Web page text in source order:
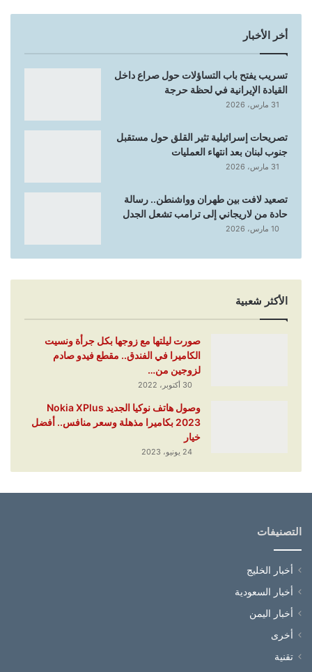
أخر الأخبار
تسريب يفتح باب التساؤلات حول صراع داخل
القيادة الإيرانية في لحظة حرجة
31 مارس، 2026
تصريحات إسرائيلية تثير القلق حول مستقبل
جنوب لبنان بعد انتهاء العمليات
31 مارس، 2026
تصعيد لافت بين طهران وواشنطن.. رسالة
حادة من لاريجاني إلى ترامب تشعل الجدل
10 مارس، 2026
الأكثر شعبية
صورت ليلتها مع زوجها بكل جرأة ونسيت
الكاميرا في الفندق.. مقطع فيدو صادم
لزوجين من…
30 أكتوبر، 2022
وصول هاتف نوكيا الجديد Nokia XPlus
2023 بكاميرا مذهلة وسعر منافس.. أفضل
خيار
24 يونيو، 2023
التصنيفات
أخبار الخليج
أخبار السعودية
أخبار اليمن
أخرى
تقنية